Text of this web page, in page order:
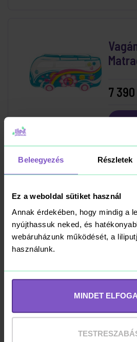
Beleegyezés Részletek
Ez a weboldal sütiket használ
Annak érdekében, hogy mindig a
nyújthassuk neked, és
webáruházunk működését, a
használunk.
MINDET
7
4
cm